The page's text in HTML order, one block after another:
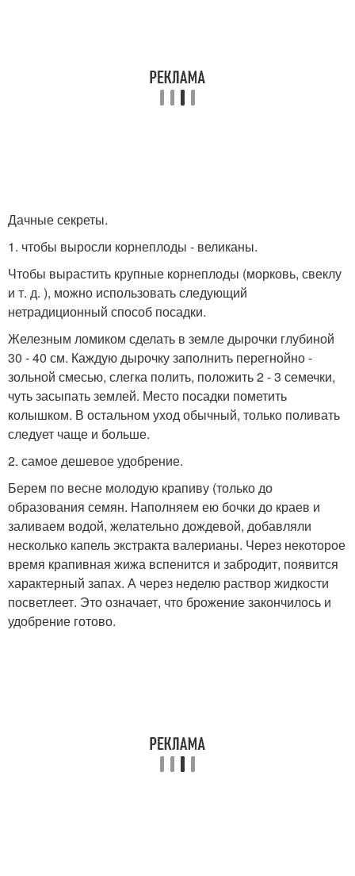
Дачные секреты.
1. чтобы выросли корнеплоды - великаны.
Чтобы вырастить крупные корнеплоды (морковь, свеклу
и т. д. ), можно использовать следующий
нетрадиционный способ посадки.
Железным ломиком сделать в земле дырочки глубиной
30 - 40 см. Каждую дырочку заполнить перегнойно -
зольной смесью, слегка полить, положить 2 - 3 семечки,
чуть засыпать землей. Место посадки пометить
колышком. В остальном уход обычный, только поливать
следует чаще и больше.
2. самое дешевое удобрение.
Берем по весне молодую крапиву (только до
образования семян. Наполняем ею бочки до краев и
заливаем водой, желательно дождевой, добавляли
несколько капель экстракта валерианы. Через некоторое
время крапивная жижа вспенится и забродит, появится
характерный запах. А через неделю раствор жидкости
посветлеет. Это означает, что брожение закончилось и
удобрение готово.